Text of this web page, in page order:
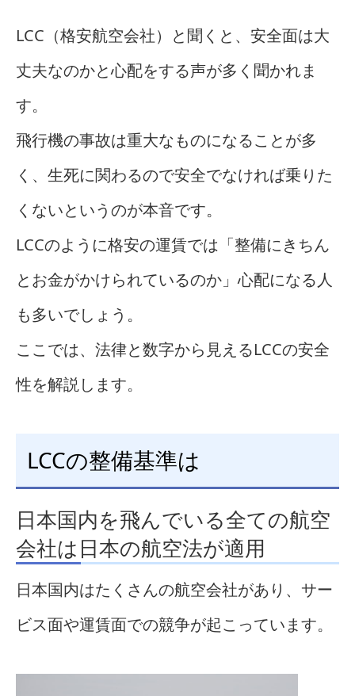
LCC（格安航空会社）と聞くと、安全面は大
丈夫なのかと心配をする声が多く聞かれま
す。
飛行機の事故は重大なものになることが多
く、生死に関わるので安全でなければ乗りた
くないというのが本音です。
LCCのように格安の運賃では「整備にきちん
とお金がかけられているのか」心配になる人
も多いでしょう。
ここでは、法律と数字から見えるLCCの安全
性を解説します。
LCCの整備基準は
日本国内を飛んでいる全ての航空
会社は日本の航空法が適用
日本国内はたくさんの航空会社があり、サー
ビス面や運賃面での競争が起こっています。